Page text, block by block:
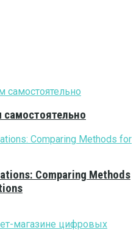
самостоятельно
Comparing Methods